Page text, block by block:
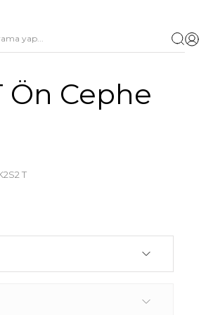
Ön Cephe
T